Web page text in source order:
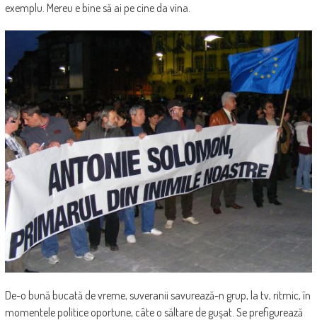
exemplu. Mereu e bine să ai pe cine da vina.
De-o bună bucată de vreme, suveranii savurează-n grup, la tv, ritmic, în
momentele politice oportune, câte o săltare de guşat. Se prefigurează